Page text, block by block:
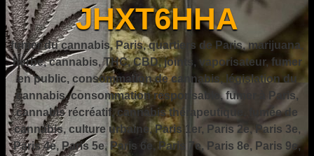
JHXT6HHA
fumer du cannabis, Paris, quartiers de Paris, marijuana,
herbe, cannabis, THC, CBD, joints, vaporisateur, fumer
en public, consommation de cannabis, législation du
cannabis, consommation responsable, fumer à Paris,
cannabis récréatif, cannabis thérapeutique, fumée de
cannabis, culture urbaine, Paris 1er, Paris 2e, Paris 3e,
Paris 4e, Paris 5e, Paris 6e, Paris 7e, Paris 8e, Paris 9e,